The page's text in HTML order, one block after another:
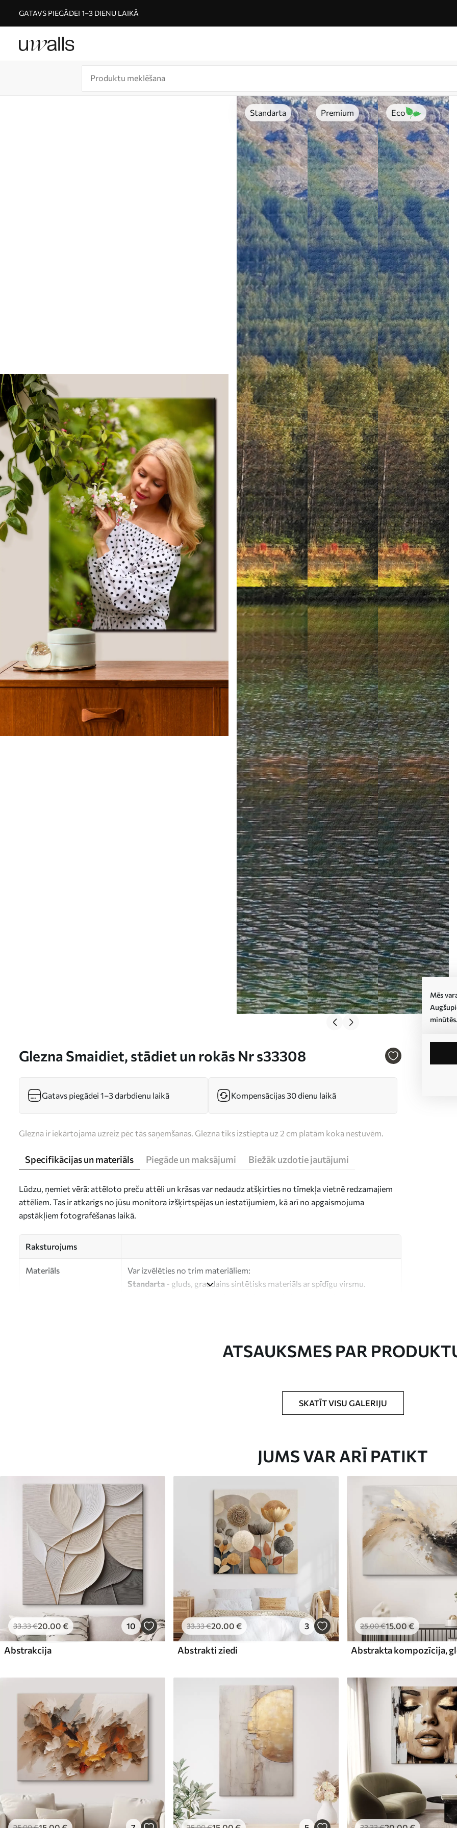
GATAVS PIEGĀDEI 1–3 DIENU LAIKĀ
Standarta Premium Eco
Glezna Smaidiet, stādiet un rokās Nr s33308
Mēs
minūtēs.
Gatavs piegādei 1–3 darbdienu laikā Kompensācijas 30 dienu laikā
Glezna ir iekārtojama uzreiz pēc tās saņemšanas. Glezna tiks izstiepta uz 2 cm platām koka nestuvēm.
Specifikācijas un materiāls Piegāde un maksājumi Biežāk uzdotie jautājumi
Lūdzu, ņemiet vērā: attēloto preču attēli un krāsas var nedaudz atšķirties no tīmekļa vietnē redzamajiem
attēliem. Tas ir atkarīgs no jūsu monitora izšķirtspējas un iestatījumiem, kā arī no apgaismojuma
apstākļiem fotografēšanas laikā.
Raksturojums
Materiāls
Var izvēlēties no trim materiāliem:
Standarta - gluds, graudains sintētisks materiāls ar spīdīgu virsmu.
Eco-Premium
ATSAUKSMES PAR
SKATĪT VISU GALERIJU
JUMS VAR ARĪ PATIKT
33.33€20.00 € 10
Abstrakcija
33.33€20.00 € 3
Abstrakti ziedi
25.00€15.00 €